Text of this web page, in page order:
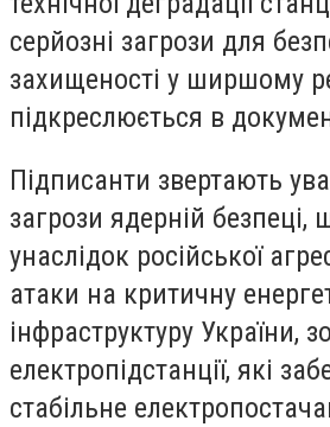
серйозні загрози для
захищеності у ширшому
підкреслюється в
Підписанти звертають
загрози ядерній
унаслідок російської
атаки на критичну
інфраструктуру України,
електропідстанції, які
стабільне